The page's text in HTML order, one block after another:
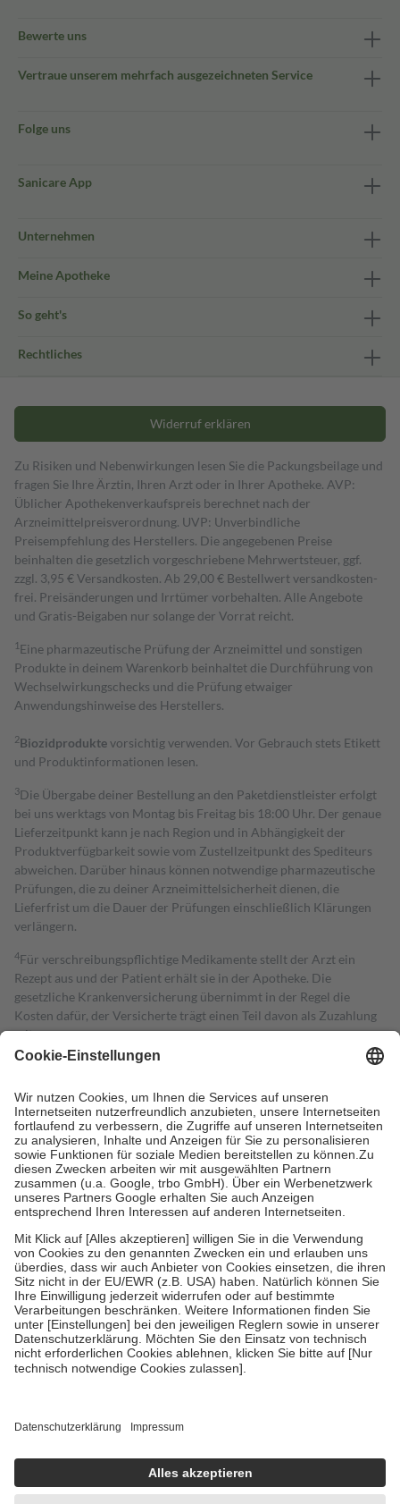
Bewerte uns
Vertraue unserem mehrfach ausgezeichneten Service
Folge uns
Sanicare App
Unternehmen
Meine Apotheke
So geht's
Rechtliches
Widerruf erklären
Zu Risiken und Nebenwirkungen lesen Sie die Packungsbeilage und
fragen Sie Ihre Ärztin, Ihren Arzt oder in Ihrer Apotheke. AVP:
Üblicher Apothekenverkaufspreis berechnet nach der
Arzneimittelpreisverordnung. UVP: Unverbindliche
Preisempfehlung des Herstellers. Die angegebenen Preise
beinhalten die gesetzlich vorgeschriebene Mehrwertsteuer, ggf.
zzgl. 3,95 € Versandkosten. Ab 29,00 € Bestell­wert versand­kosten­
frei. Preisänderungen und Irrtümer vorbehalten. Alle Angebote
und Gratis-Beigaben nur solange der Vorrat reicht.
1 Eine pharmazeutische Prüfung der Arzneimittel und sonstigen
Produkte in deinem Warenkorb beinhaltet die Durchführung von
Wechselwirkungschecks und die Prüfung etwaiger
Anwendungshinweise des Herstellers.
2Biozidproduktevorsichtig verwenden. Vor Gebrauch stets Etikett
und Produktinformationen lesen.
3Die Übergabe deiner Bestellung an den Paketdienstleister erfolgt
bei uns werktags von Montag bis Freitag bis 18:00 Uhr. Der genaue
Lieferzeitpunkt kann je nach Region und in Abhängigkeit der
Produktverfügbarkeit sowie vom Zustellzeitpunkt des Spediteurs
abweichen. Darüber hinaus können notwendige pharmazeutische
Prüfungen, die zu deiner Arzneimittelsicherheit dienen, die
Lieferfrist um die Dauer der Prüfungen einschließlich Klärungen
verlängern.
4Für verschreibungspflichtige Medikamente stellt der Arzt ein
Rezept aus und der Patient erhält sie in der Apotheke. Die
gesetzliche Krankenversicherung übernimmt in der Regel die
Kosten dafür, der Versicherte trägt einen Teil davon als Zuzahlung
mit.
Grundsätzlich leisten Mitglieder Zuzahlungen in Höhe von zehn
höchstens zehn Euro.
Es sind jedoch nie mehr als die tatsächlichen
Kosten der Leistung zu entrichten.
Diese Regeln gelten grundsätzlich auch für Online-Apotheken.
Bei Heilmitteln und häuslicher Krankenpflege beträgt die
Zuzahlung zehn Prozent der Kosten sowie zehn Euro je
Verordnung.
Um das Engagement der Versicherten für ihre eigene Gesundheit zu
stärken und die besondere Stellung der Familie zu unterstützen,
fallenkeine Zuzahlungenan bei:
• Kindern und Jugendlichen bis zum vollendeten 18. Lebensjahr
mit Ausnahme der Fahrkosten
• Untersuchungen zur Vorsorge und Früherkennung, die von der
GKV getragen werden
• empfohlenen Schutzimpfungen
• Harn- und Blutteststreifen
getroffen, um sicherzustellen, dass es sich um echte Bewertungen
https://help.etrusted.com/hc/de/articles/4419944605341
Einige Bilder und Inhalte wurden unter Zuhilfenahme künstlicher